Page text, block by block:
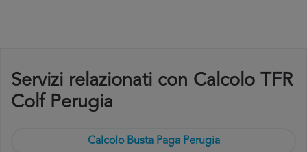
Servizi relazionati con Calcolo TFR
Colf Perugia
Calcolo Busta Paga Perugia